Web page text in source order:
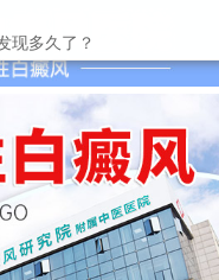
现多久了？